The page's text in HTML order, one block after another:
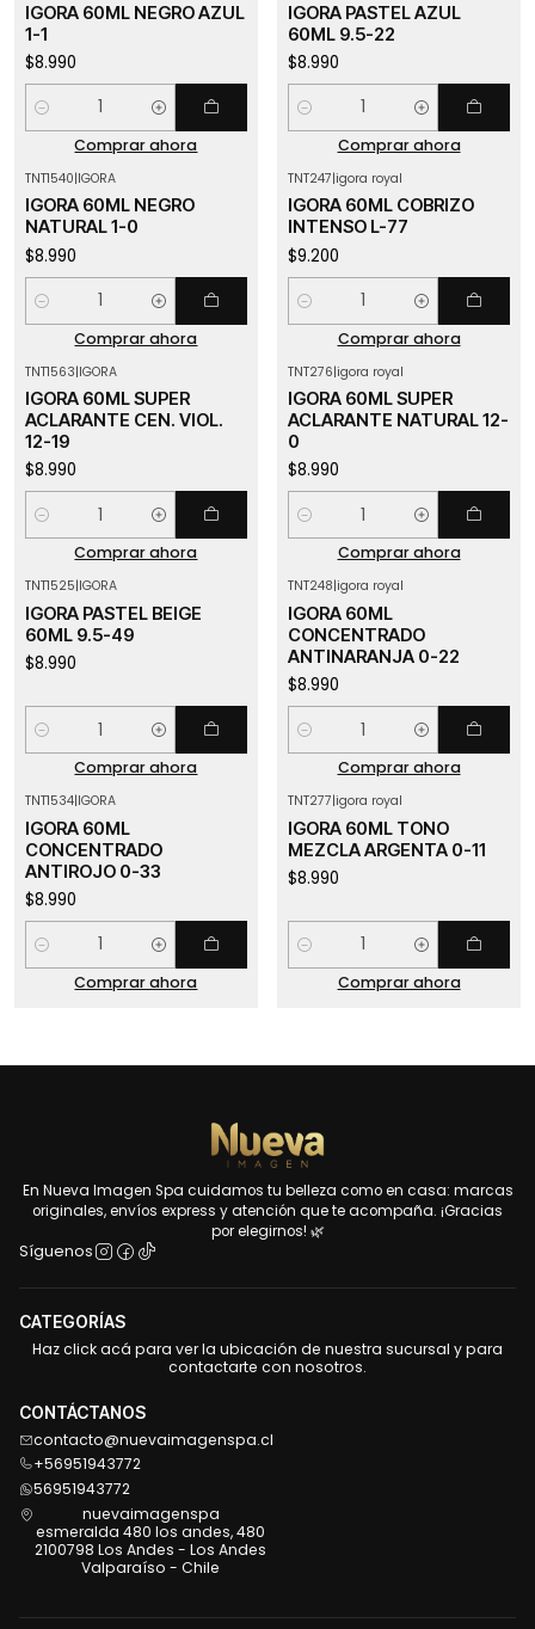
IGORA 60ML NEGRO AZUL
1-1
$8.990
Cantidad
Comprar ahora
IGORA PASTEL AZUL
60ML 9.5-22
$8.990
Cantidad
Comprar ahora
TNT1540|IGORA
IGORA 60ML NEGRO
NATURAL 1-0
$8.990
Cantidad
Comprar ahora
TNT247|igora royal
IGORA 60ML COBRIZO
INTENSO L-77
$9.200
Cantidad
Comprar ahora
TNT1563|IGORA
IGORA 60ML SUPER
ACLARANTE CEN. VIOL.
12-19
$8.990
Cantidad
Comprar ahora
TNT276|igora royal
IGORA 60ML SUPER
ACLARANTE NATURAL 12-
0
$8.990
Cantidad
Comprar ahora
TNT1525|IGORA
IGORA PASTEL BEIGE
60ML 9.5-49
$8.990
Cantidad
Comprar ahora
TNT248|igora royal
IGORA 60ML
CONCENTRADO
ANTINARANJA 0-22
$8.990
Cantidad
Comprar ahora
TNT1534|IGORA
IGORA 60ML
CONCENTRADO
ANTIROJO 0-33
$8.990
Cantidad
Comprar ahora
TNT277|igora royal
IGORA 60ML TONO
MEZCLA ARGENTA 0-11
$8.990
Cantidad
Comprar ahora
En Nueva Imagen Spa cuidamos tu belleza como en casa: marcas
originales, envíos express y atención que te acompaña. ¡Gracias
por elegirnos! 🌿
Síguenos
CATEGORÍAS
Haz click acá para ver la ubicación de nuestra sucursal y para
contactarte con nosotros.
CONTÁCTANOS
contacto@nuevaimagenspa.cl
+56951943772
56951943772
nuevaimagenspa
esmeralda 480 los andes, 480
2100798 Los Andes - Los Andes
Valparaíso - Chile